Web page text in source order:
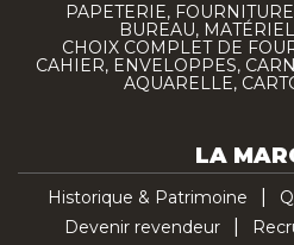
PAPETERIE,
BUREAU,
CHOIX COMPLET DE
CAHIER, ENVELOPPES,
AQUARELLE,
LA
Historique & Patrimoine
Devenir revendeur